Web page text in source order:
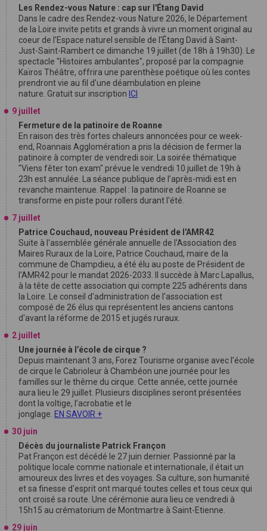
Les Rendez-vous Nature : cap sur l'Étang David
Dans le cadre des Rendez-vous Nature 2026, le Département
de la Loire invite petits et grands à vivre un moment original au
coeur de l'Espace naturel sensible de l'Étang David à Saint-
Just-Saint-Rambert ce dimanche 19 juillet (de 18h à 19h30). Le
spectacle "Histoires ambulantes", proposé par la compagnie
Kaïros Théâtre, offrira une parenthèse poétique où les contes
prendront vie au fil d'une déambulation en pleine
nature. Gratuit sur inscription ICI
9 juillet
Fermeture de la patinoire de Roanne
En raison des très fortes chaleurs annoncées pour ce week-
end, Roannais Agglomération a pris la décision de fermer la
patinoire à compter de vendredi soir. La soirée thématique
"Viens fêter ton exam" prévue le vendredi 10 juillet de 19h à
23h est annulée. La séance publique de l’après-midi est en
revanche maintenue. Rappel : la patinoire de Roanne se
transforme en piste pour rollers durant l'été.
7 juillet
Patrice Couchaud, nouveau Président de l'AMR42
Suite à l'assemblée générale annuelle de l'Association des
Maires Ruraux de la Loire, Patrice Couchaud, maire de la
commune de Champdieu, a été élu au poste de Président de
l'AMR42 pour le mandat 2026-2033. Il succède à Marc Lapallus,
à la tête de cette association qui compte 225 adhérents dans
la Loire. Le conseil d'administration de l'association est
composé de 26 élus qui représentent les anciens cantons
d'avant la réforme de 2015 et jugés ruraux.
2 juillet
Une journée à l’école de cirque ?
Depuis maintenant 3 ans, Forez Tourisme organise avec l’école
de cirque le Cabrioleur à Chambéon une journée pour les
familles sur le thême du cirque. Cette année, cette journée
aura lieu le 29 juillet. Plusieurs disciplines seront présentées
dont la voltige, l’acrobatie et le
jonglage. EN SAVOIR +
30 juin
Décès du journaliste Patrick Françon
Pat Françon est décédé le 27 juin dernier. Passionné par la
politique locale comme nationale et internationale, il était un
amoureux des livres et des voyages. Sa culture, son humanité
et sa finesse d'esprit ont marqué toutes celles et tous ceux qui
ont croisé sa route. Une cérémonie aura lieu ce vendredi à
15h15 au crématorium de Montmartre à Saint-Etienne.
29 juin